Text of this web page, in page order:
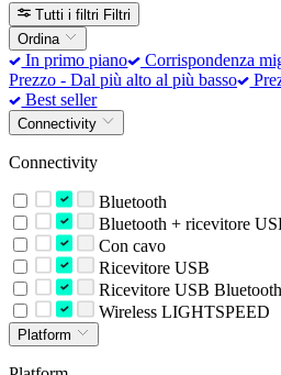
Tutti i filtri Filtri
Ordina
In primo piano Corrispondenza
Prezzo - Dal più alto al più basso
Best seller
Connectivity
Connectivity
Bluetooth
Bluetooth + ricevitore
Con cavo
Ricevitore USB
Ricevitore USB
Wireless LIGHTSPEED
Platform